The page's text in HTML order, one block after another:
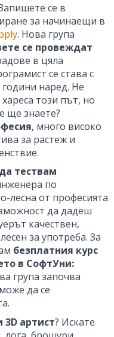
се в
за начинаещи в
. Нова група
се провеждат
в цяла
се става с
наред. Не
този път, но
ще знаете?
, много високо
за растеж и
тествам
по
лесна от професията
да дадеш
качествен,
за употреба. За
безплатния курс
в СофтУни:
група започва
да се
3D артист? Искате